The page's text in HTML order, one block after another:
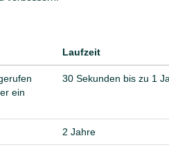
Laufzeit
ein
30 Sekunden bis zu 1
2 Jahre